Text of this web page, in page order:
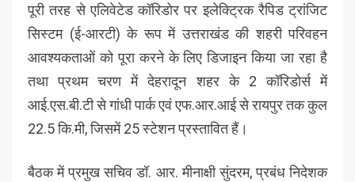
पूरी तरह से एलिवेटेड कॉरिडोर पर इलेक्ट्रिक रैपिड ट्रांजिट
सिस्टम (ई-आरटी) के रूप में उत्तराखंड की शहरी परिवहन
आवश्यकताओं को पूरा करने के लिए डिजाइन किया जा रहा है
तथा प्रथम चरण में देहरादून शहर के 2 कॉरिडोर्स में
आई.एस.बी.टी से गांधी पार्क एवं एफ.आर.आई से रायपुर तक कुल
22.5 कि.मी, जिसमें 25 स्टेशन प्रस्तावित हैं।
बैठक में प्रमुख सचिव डॉ. आर. मीनाक्षी सुंदरम, प्रबंध निदेशक